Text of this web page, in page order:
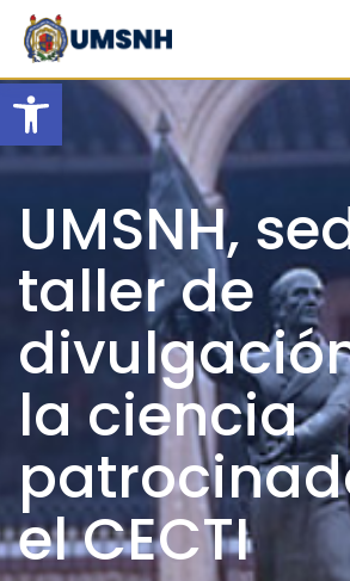
Open toolbar
Skip
content
UMSNH,
taller de
la ciencia
el CECTI